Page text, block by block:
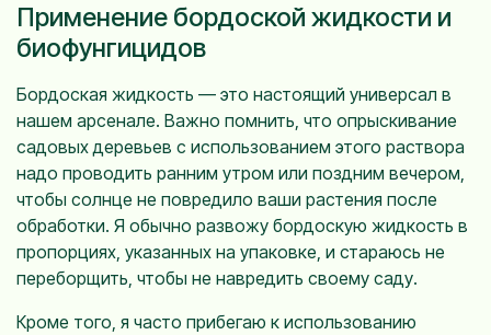
Применение бордоской жидкости и
биофунгицидов
Бордоская жидкость — это настоящий универсал в
нашем арсенале. Важно помнить, что опрыскивание
садовых деревьев с использованием этого раствора
надо проводить ранним утром или поздним вечером,
чтобы солнце не повредило ваши растения после
обработки. Я обычно развожу бордоскую жидкость в
пропорциях, указанных на упаковке, и стараюсь не
переборщить, чтобы не навредить своему саду.
Кроме того, я часто прибегаю к использованию